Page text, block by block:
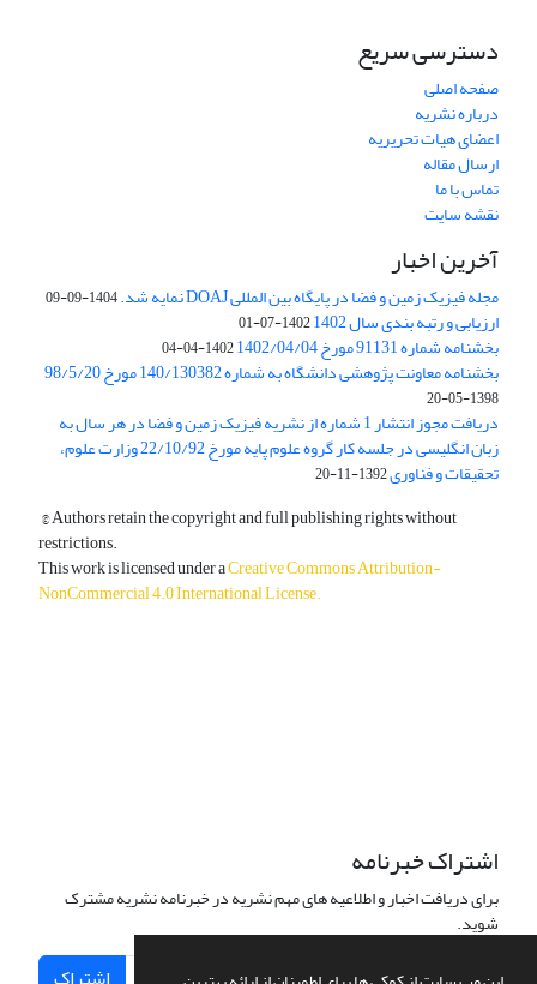
دسترسی سریع
صفحه اصلی
درباره نشریه
اعضای هیات تحریریه
ارسال مقاله
تماس با ما
نقشه سایت
آخرین اخبار
مجله فیزیک زمین و فضا در پایگاه بین المللی DOAJ نمایه شد. 1404-09-09
ارزیابی و رتبه بندی سال 1402 1402-07-01
بخشنامه شماره 91131 مورخ 1402/04/04 1402-04-04
بخشنامه معاونت پژوهشی دانشگاه به شماره 140/130382 مورخ 98/5/20
1398-05-20
دریافت مجوز انتشار 1 شماره از نشریه فیزیک زمین و فضا در هر سال به
زبان انگلیسی در جلسه کار گروه علوم پایه مورخ 22/10/92 وزارت علوم،
تحقیقات و فناوری1392-11-20
© Authors retain the copyright and full publishing rights without
restrictions.
This work is licensed under aCreative Commons Attribution-
NonCommercial 4.0 International License.
اشتراک خبرنامه
برای دریافت اخبار و اطلاعیه های مهم نشریه در خبرنامه نشریه مشترک
شوید.